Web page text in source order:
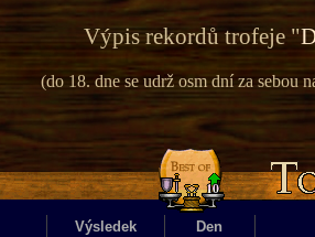
Výpis rekordů trofeje "
(do 18. dne se udrž osm dní za sebou
Výsledek
Den